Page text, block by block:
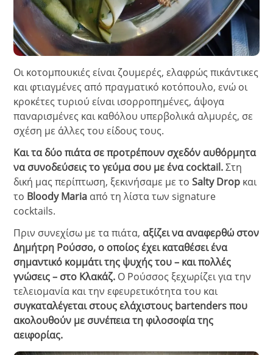
Οι κοτομπουκιές είναι ζουμερές, ελαφρώς πικάντικες
και φτιαγμένες από πραγματικό κοτόπουλο, ενώ οι
κροκέτες τυριού είναι ισορροπημένες, άψογα
παναρισμένες και καθόλου υπερβολικά αλμυρές, σε
σχέση με άλλες του είδους τους.
Και τα δύο πιάτα σε προτρέπουν σχεδόν αυθόρμητα
να συνοδεύσεις το γεύμα σου με ένα cocktail.Στη
δική μας περίπτωση, ξεκινήσαμε με τοSalty Drop και
το Bloody Maria από τη λίστα των signature
cocktails.
Πριν συνεχίσω με τα πιάτα, αξίζει να αναφερθώ στον
Δημήτρη Ρούσσο, ο οποίος έχει καταθέσει ένα
σημαντικό κομμάτι της ψυχής του – και πολλές
γνώσεις – στο Κλακάζ. Ο Ρούσσος ξεχωρίζει για την
τελειομανία και την εφευρετικότητα του και
συγκαταλέγεται στους ελάχιστους bartenders που
ακολουθούν με συνέπεια τη φιλοσοφία της
αειφορίας.